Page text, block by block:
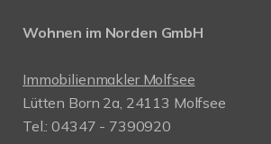
Wohnen im Norden GmbH
Immobilienmakler Molfsee
Lütten Born 2a, 24113 Molfsee
Tel.: 04347 - 7390920